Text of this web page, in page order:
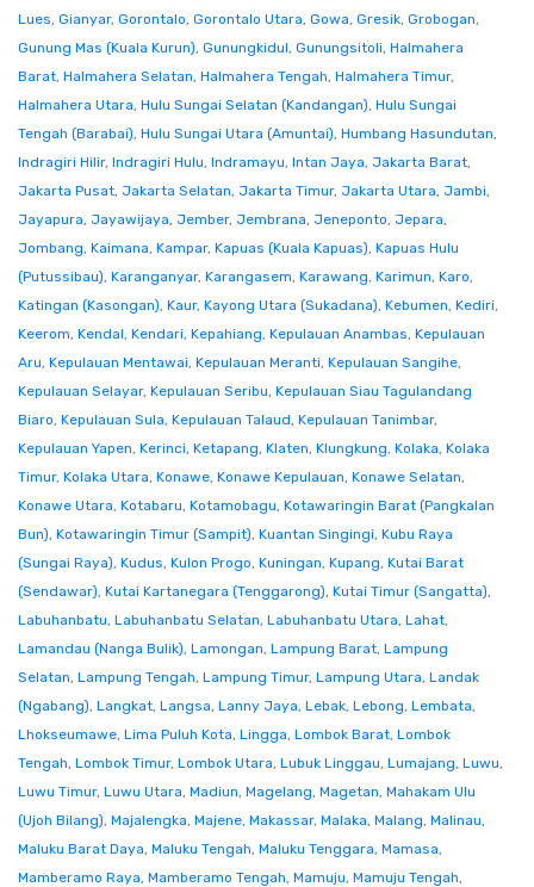
Lues, Gianyar, Gorontalo, Gorontalo Utara, Gowa, Gresik, Grobogan,
Gunung Mas (Kuala Kurun), Gunungkidul, Gunungsitoli, Halmahera
Barat, Halmahera Selatan, Halmahera Tengah, Halmahera Timur,
Halmahera Utara, Hulu Sungai Selatan (Kandangan), Hulu Sungai
Tengah (Barabai), Hulu Sungai Utara (Amuntai), Humbang Hasundutan,
Indragiri Hilir, Indragiri Hulu, Indramayu, Intan Jaya, Jakarta Barat,
Jakarta Pusat, Jakarta Selatan, Jakarta Timur, Jakarta Utara, Jambi,
Jayapura, Jayawijaya, Jember, Jembrana, Jeneponto, Jepara,
Jombang, Kaimana, Kampar, Kapuas (Kuala Kapuas), Kapuas Hulu
(Putussibau), Karanganyar, Karangasem, Karawang, Karimun, Karo,
Katingan (Kasongan), Kaur, Kayong Utara (Sukadana), Kebumen, Kediri,
Keerom, Kendal, Kendari, Kepahiang, Kepulauan Anambas, Kepulauan
Aru, Kepulauan Mentawai, Kepulauan Meranti, Kepulauan Sangihe,
Kepulauan Selayar, Kepulauan Seribu, Kepulauan Siau Tagulandang
Biaro, Kepulauan Sula, Kepulauan Talaud, Kepulauan Tanimbar,
Kepulauan Yapen, Kerinci, Ketapang, Klaten, Klungkung, Kolaka, Kolaka
Timur, Kolaka Utara, Konawe, Konawe Kepulauan, Konawe Selatan,
Konawe Utara, Kotabaru, Kotamobagu, Kotawaringin Barat (Pangkalan
Bun), Kotawaringin Timur (Sampit), Kuantan Singingi, Kubu Raya
(Sungai Raya), Kudus, Kulon Progo, Kuningan, Kupang, Kutai Barat
(Sendawar), Kutai Kartanegara (Tenggarong), Kutai Timur (Sangatta),
Labuhanbatu, Labuhanbatu Selatan, Labuhanbatu Utara, Lahat,
Lamandau (Nanga Bulik), Lamongan, Lampung Barat, Lampung
Selatan, Lampung Tengah, Lampung Timur, Lampung Utara, Landak
(Ngabang), Langkat, Langsa, Lanny Jaya, Lebak, Lebong, Lembata,
Lhokseumawe, Lima Puluh Kota, Lingga, Lombok Barat, Lombok
Tengah, Lombok Timur, Lombok Utara, Lubuk Linggau, Lumajang, Luwu,
Luwu Timur, Luwu Utara, Madiun, Magelang, Magetan, Mahakam Ulu
(Ujoh Bilang), Majalengka, Majene, Makassar, Malaka, Malang, Malinau,
Maluku Barat Daya, Maluku Tengah, Maluku Tenggara, Mamasa,
Mamberamo Raya, Mamberamo Tengah, Mamuju, Mamuju Tengah,